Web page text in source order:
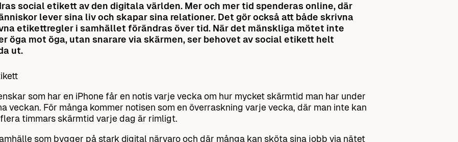
social etikett av den digitala världen. Mer och mer tid spenderas online, där
lever sina liv och skapar sina relationer. Det gör också att både skrivna
etikettregler i samhället förändras över tid. När det mänskliga mötet inte
öga mot öga, utan snarare via skärmen, ser behovet av social etikett helt
ut.
som har en iPhone får en notis varje vecka om hur mycket skärmtid man har under
veckan. För många kommer notisen som en överraskning varje vecka, där man inte kan
timmars skärmtid varje dag är rimligt.
som bygger på stark digital närvaro och där många kan sköta sina jobb via nätet